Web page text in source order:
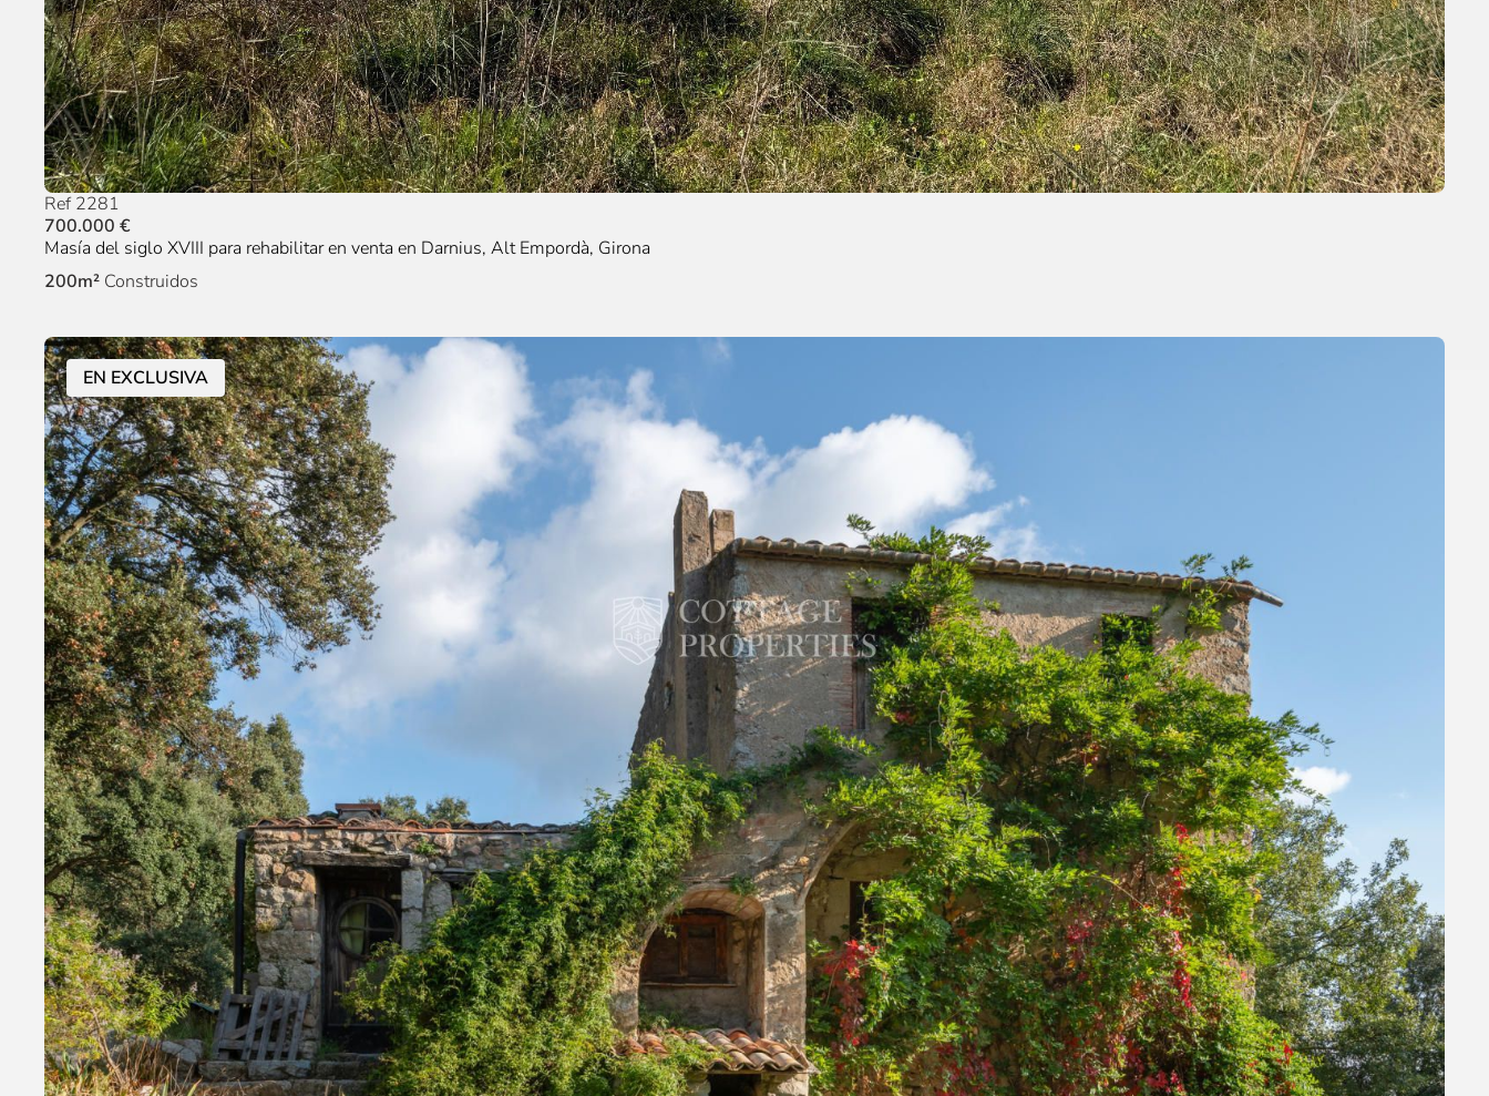
Ref 2281
700.000 €
Masía del siglo XVIII para rehabilitar en venta en Darnius, Alt Empordà, Girona
200m² Construidos
EN EXCLUSIVA